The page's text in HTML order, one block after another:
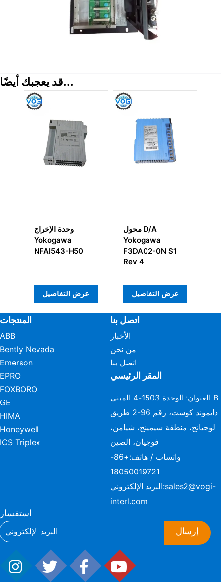
قد يعجبك أيضًا...
محول D/A
Yokogawa
F3DA02-0N S1
عرض التفاصيل
RTD/POT من
يوكوغاوا AAR145-
عرض التفاصيل
المنتجات
ABB
Bently Nevada
Emerson
EPRO
FOXBORO
GE
HIMA
Honeywell
ICS Triplex
اتصل بنا
الأخبار
من نحن
اتصل بنا
المقر الرئيسي
العنوان: الوحدة 1503-4 المبنى B
دايموند كوست، رقم 96-2 طريق
لوجيانج، منطقة سيمينج، شيامن،
فوجيان، الصين
واتساب / هاتف:
+86-
18050019721
البريد الإلكتروني:sales2@vogi-
interl.com
استفسار
إرسال